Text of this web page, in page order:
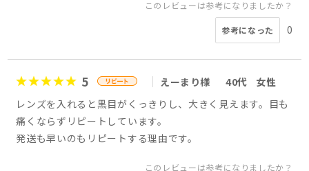
このレビューは参考になりましたか？
参考になった 0
5 えーまり様 40代
女性
レンズを入れると黒目がくっきりし、大きく見えます。目も
痛くならずリピートしています。
発送も早いのもリピートする理由です。
このレビューは参考になりましたか？